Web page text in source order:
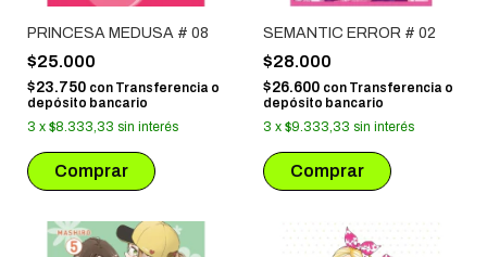
PRINCESA MEDUSA # 08
$25.000
$23.750 con Transferencia o
depósito bancario
3 x $8.333,33 sin interés
SEMANTIC ERROR # 02
$28.000
$26.600 con Transferencia o
depósito bancario
3 x $9.333,33 sin interés